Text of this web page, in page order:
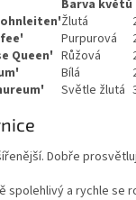
Barva květů
Žlutá
Purpurová
Queen' Růžová
Bílá
Světle žlutá
Dobře
spolehlivý a rychle se